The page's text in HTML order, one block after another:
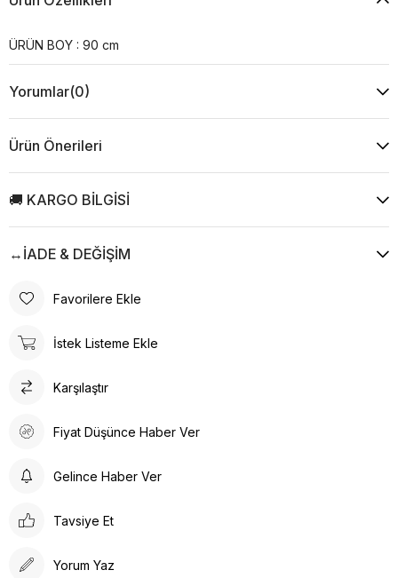
ÜRÜN BOY : 90 cm
Yorumlar(0)
Ürün Önerileri
🚚 KARGO BİLGİSİ
↔️İADE & DEĞİŞİM
Favorilere Ekle
İstek Listeme Ekle
Karşılaştır
Fiyat Düşünce Haber Ver
Gelince Haber Ver
Tavsiye Et
Yorum Yaz